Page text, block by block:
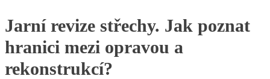
Jarní revize střechy. Jak poznat
hranici mezi opravou a
rekonstrukcí?